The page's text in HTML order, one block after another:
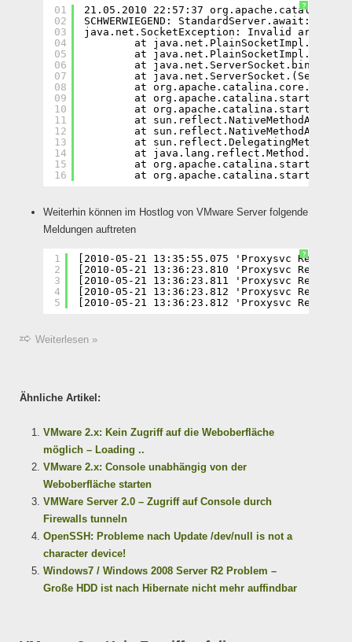
?
01
02
03
04
05
06
07
08
09
10
11
12
13
14
15
16
21.05.2010 22:57:37
SCHWERWIEGEND: StandardServer.await:
java.net.SocketException: Invalid argument
at
at
at
at
at
at
at
at
at
at
at
at
at
Weiterhin können im Hostlog von VMware Server folgende
Meldungen auftreten
?
1
2
3
4
5
[2010-05-21 13:35:55.075 'Proxysvc
[2010-05-21 13:36:23.810 'Proxysvc
[2010-05-21 13:36:23.811 'Proxysvc
[2010-05-21 13:36:23.812 'Proxysvc
[2010-05-21 13:36:23.812 'Proxysvc
Weiterlesen »
Ähnliche Artikel:
VMware 2.x: Kein Zugriff auf die Weboberfläche
möglich – Loading ..
VMware 2.x: Console unabhängig von der
Weboberfläche starten
VMWare Server 2.0 – Zugriff auf Console durch
Firewalls tunneln
OpenSSH: Probleme nach Update /dev/null is not a
character device!
Windows7 / Windows 2008 Server R2 Problem –
Große HDD ist nach Hibernate nicht mehr auffindbar